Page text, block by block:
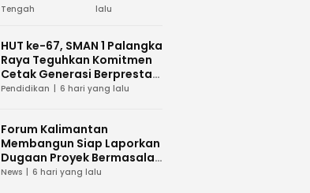
Tengah
lalu
HUT ke-67, SMAN 1 Palangka
Raya Teguhkan Komitmen
Cetak Generasi Berprestasi
dan Peduli Lingkunga
Pendidikan 6 hari yang lalu
Forum Kalimantan
Membangun Siap Laporkan
Dugaan Proyek Bermasalah
PUPR Kalteng
News 6 hari yang lalu